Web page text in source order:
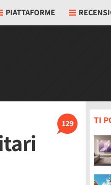
PIATTAFORME
129 TI